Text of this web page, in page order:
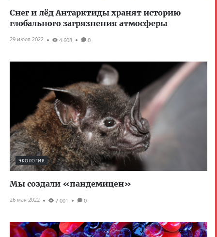
Снег и лёд Антарктиды хранят историю
глобального загрязнения атмосферы
29 июля 2022 4 608 0
ЭКОЛОГИЯ
Мы создали «пандемицен»
26 мая 2022 7 001 0